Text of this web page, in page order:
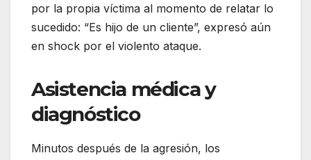
por la propia víctima al momento de relatar lo
sucedido: “Es hijo de un cliente”, expresó aún
en shock por el violento ataque.
Asistencia médica y
diagnóstico
Minutos después de la agresión, los